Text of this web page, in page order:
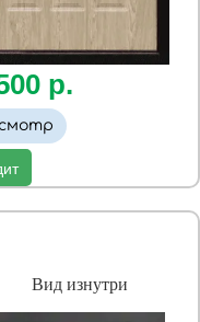
р.
Вид изнутри